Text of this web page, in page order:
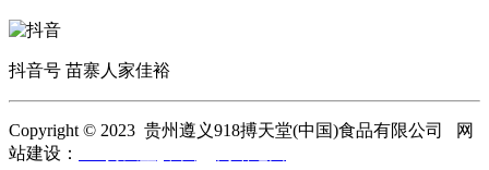
抖音号 苗寨人家佳裕
Copyright © 2023 贵州遵义918搏天堂(中国)食品有限公司 网
站建设：